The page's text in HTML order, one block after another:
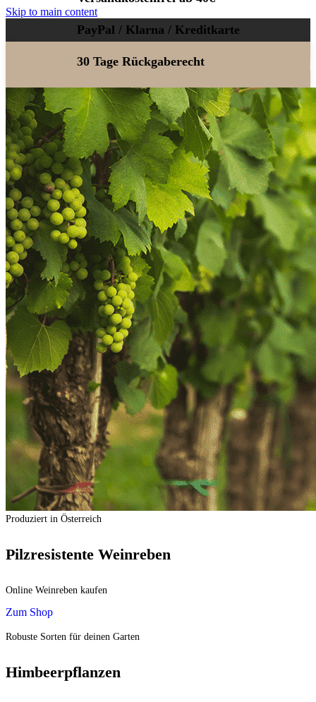
Skip to main content
PayPal / Klarna / Kreditkarte
30 Tage Rückgaberecht
Produziert in Österreich
Pilzresistente Weinreben
Online Weinreben kaufen
Zum Shop
Robuste Sorten für deinen Garten
Himbeerpflanzen